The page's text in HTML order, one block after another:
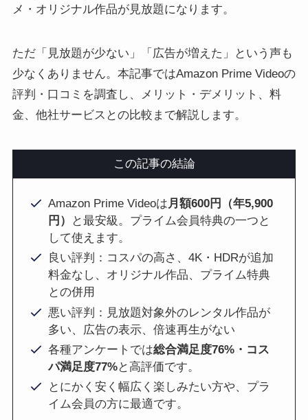
メ・オリジナル作品が見放題になります。
ただ「見放題が少ない」「広告が増えた」という声も
少なくありません。本記事ではAmazon Prime Videoの
評判・口コミを調査し、メリット・デメリット、料
金、他社サービスとの比較まで解説します。
この記事の結論
Amazon Prime Videoは月額600円（年5,900
円）
と最安級。プライム会員特典の一つと
して使えます。
良い評判：コスパの高さ、4K・HDRが追加
料金なし、オリジナル作品、プライム特典
との併用
悪い評判：見放題対象外のレンタル作品が
多い、広告の表示、倍速再生がない
各種アンケートでは総合満足度76%・コス
パ満足度77%と高評価です。
とにかく安く幅広く楽しみたい方や、プラ
イム会員の方に最適です。